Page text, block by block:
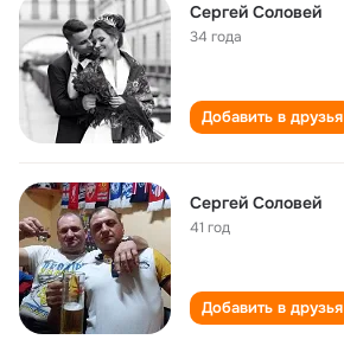
Сергей Соловей
34 года
Добавить в друзья
Сергей Соловей
41 год
Добавить в друзья